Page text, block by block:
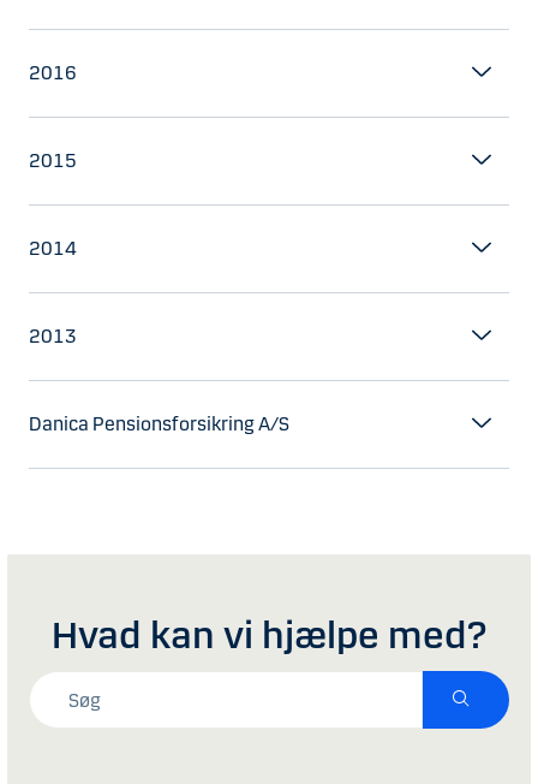
2016
2015
2014
2013
Danica Pensionsforsikring A/S
Hvad kan vi hjælpe med?